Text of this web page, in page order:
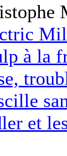
à la
et